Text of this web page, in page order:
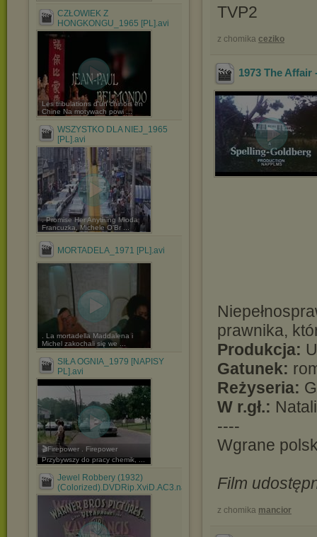
CZŁOWIEK Z
HONGKONGU_1965 [PL].avi
Les tribulations d'un chinois en
Chine Na motywach powi ...
WSZYSTKO DLA NIEJ_1965
[PL].avi
. Promise Her Anything Młoda
Francuzka, Michele O'Br ...
MORTADELA_1971 [PL].avi
. La mortadella Maddalena i
Michel zakochali się we ...
SIŁA OGNIA_1979 [NAPISY
PL].avi
🎬Firepower . Firepower
Przybywszy do pracy chemik, ...
Jewel Robbery (1932)
(Colorized).DVDRip.XviD.AC3.nap.pl.avi
TVP2
z chomika ceziko
1973 The Affair
prawnika,
Produkcja:
Gatunek:
Reżyseria:
W r.gł.:
----
Wgrane
Film
z chomika mancior